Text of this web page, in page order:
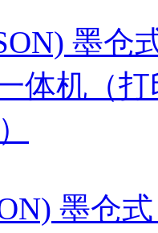
墨仓